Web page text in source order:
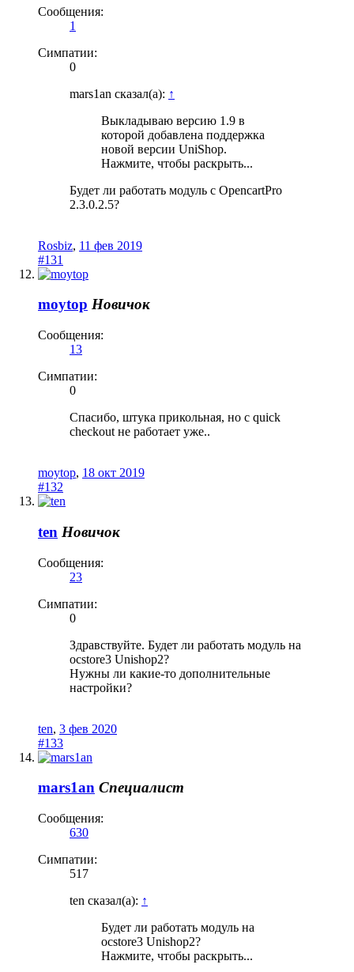
Сообщения:
1
Симпатии:
0
mars1an сказал(а): ↑
Выкладываю версию 1.9 в
которой добавлена поддержка
новой версии UniShop.
Нажмите, чтобы раскрыть...
Будет ли работать модуль c OpencartPro
2.3.0.2.5?
Rosbiz, 11 фев 2019
#131
moytop Новичок
Сообщения:
13
Симпатии:
0
Спасибо, штука прикольная, но с quick
checkout не работает уже..
moytop, 18 окт 2019
#132
ten Новичок
Сообщения:
23
Симпатии:
0
Здравствуйте. Будет ли работать модуль на
ocstore3 Unishop2?
Нужны ли какие-то дополнительные
настройки?
ten, 3 фев 2020
#133
mars1an Специалист
Сообщения:
630
Симпатии:
517
ten сказал(а): ↑
Будет ли работать модуль на
ocstore3 Unishop2?
Нажмите, чтобы раскрыть...